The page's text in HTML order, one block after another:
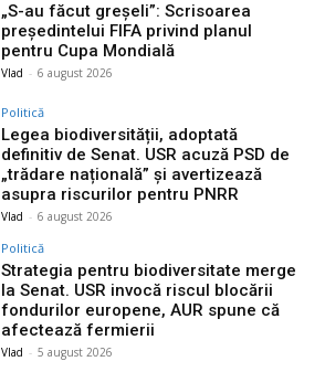
„S-au făcut greșeli”: Scrisoarea
președintelui FIFA privind planul
pentru Cupa Mondială
Vlad - 6 august 2026
Politică
Legea biodiversității, adoptată
definitiv de Senat. USR acuză PSD de
„trădare națională” și avertizează
asupra riscurilor pentru PNRR
Vlad - 6 august 2026
Politică
Strategia pentru biodiversitate merge
la Senat. USR invocă riscul blocării
fondurilor europene, AUR spune că
afectează fermierii
Vlad - 5 august 2026